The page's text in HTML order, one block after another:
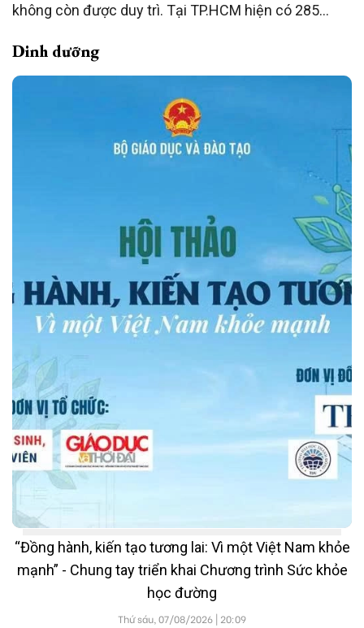
không còn được duy trì. Tại TP.HCM hiện có 285
chuyển đổi mô hình hoặc chấm dứt hoạt động theo
quy định.
Dinh dưỡng
“Đồng hành, kiến tạo tương lai: Vì một Việt Nam khỏe
mạnh” - Chung tay triển khai Chương trình Sức khỏe
học đường
Thứ sáu, 07/08/2026 | 20:09